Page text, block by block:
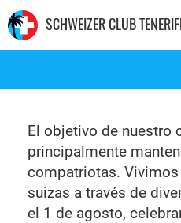
SCHWEIZER CLUB
El objetivo de nuestro
principalmente
compatriotas.
suizas a través de
el 1 de agosto,